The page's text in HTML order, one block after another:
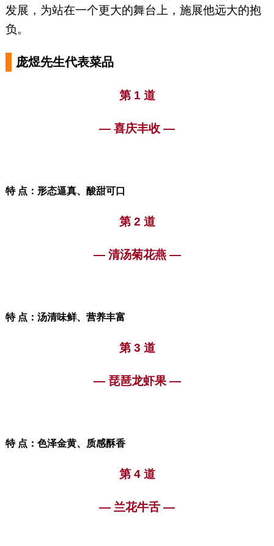
发展，为站在一个更大的舞台上，施展他远大的抱
负。
庞煜先生代表菜品
第 1 道
— 喜庆丰收 —
特 点：形态逼真、酸甜可口
第 2 道
— 清汤菊花燕 —
特 点：汤清味鲜、营养丰富
第 3 道
— 琵琶龙虾果 —
特 点：色泽金黄、质感酥香
第 4 道
— 兰花牛舌 —